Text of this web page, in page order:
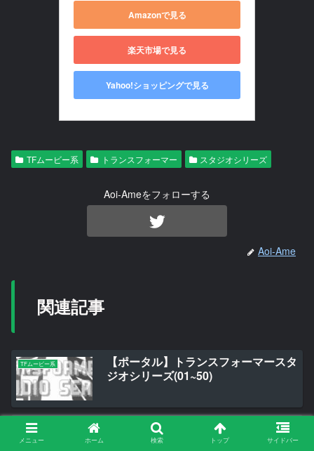
Amazonで見る
楽天市場で見る
Yahoo!ショッピングで見る
TFムービー系 トランスフォーマー スタジオシリーズ
Aoi-Ameをフォローする
Aoi-Ame
関連記事
TFムービー系
【ポータル】トランスフォーマースタ
ジオシリーズ(01~50)
トランスフォーマーレガシー ナイト
プローラー & キングダム KD-03 チー
メニュー ホーム 検索 トップ サイドバー